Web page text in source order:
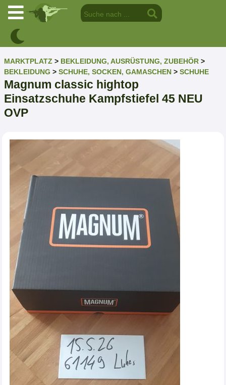
MARKTPLATZ > BEKLEIDUNG, AUSRÜSTUNG, ZUBEHÖR >
BEKLEIDUNG > SCHUHE, SOCKEN, GAMASCHEN > SCHUHE
Magnum classic hightop
Einsatzschuhe Kampfstiefel 45 NEU
OVP